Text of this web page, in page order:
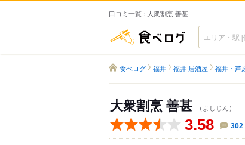
口コミ一覧 : 大衆割烹 善甚
食べログ
食べログ 福井 福井 居酒屋 福井・芦
大衆割烹 善甚 （よしじん）
3.58 302